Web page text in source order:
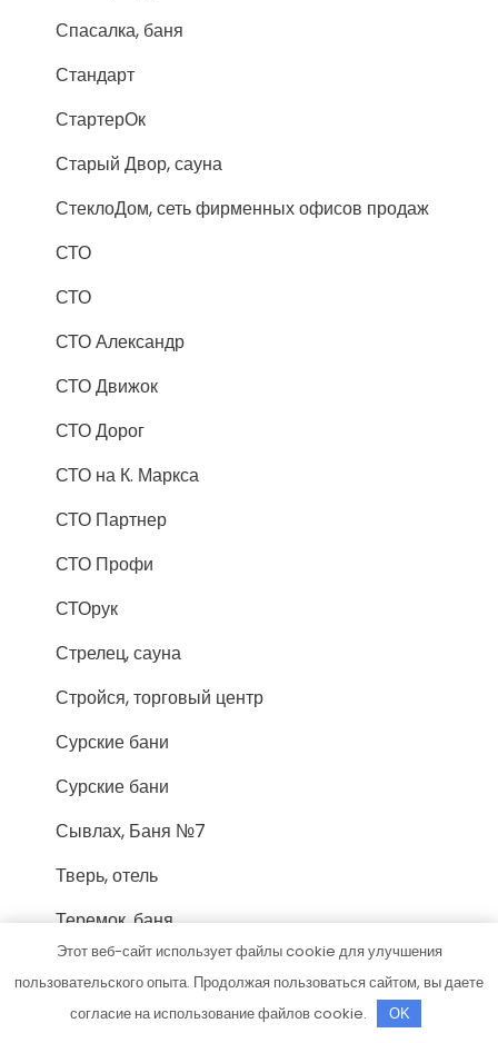
Спасалка, баня
Стандарт
СтартерОк
Старый Двор, сауна
СтеклоДом, сеть фирменных офисов продаж
СТО
СТО
СТО Александр
СТО Движок
СТО Дорог
СТО на К. Маркса
СТО Партнер
СТО Профи
СТОрук
Стрелец, сауна
Стройся, торговый центр
Сурские бани
Сурские бани
Сывлах, Баня №7
Тверь, отель
Теремок, баня
Техник
Технопарк, автотехцентр для корейских,
Этот веб-сайт использует файлы cookie для улучшения
пользовательского опыта. Продолжая пользоваться сайтом, вы даете
согласие на использование файлов cookie.
OK